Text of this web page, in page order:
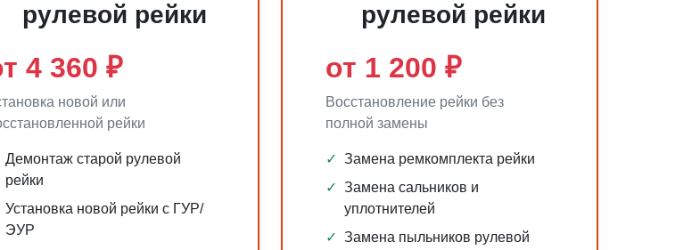
рулевой рейки
4 360 ₽
новой или
рейки
Демонтаж старой рулевой
рейки
Установка новой рейки с ГУР/
ЭУР
рулевой рейки
от 1 200 ₽
Восстановление рейки без
полной замены
✓ Замена ремкомплекта рейки
✓ Замена сальников и
уплотнителей
✓ Замена пыльников рулевой